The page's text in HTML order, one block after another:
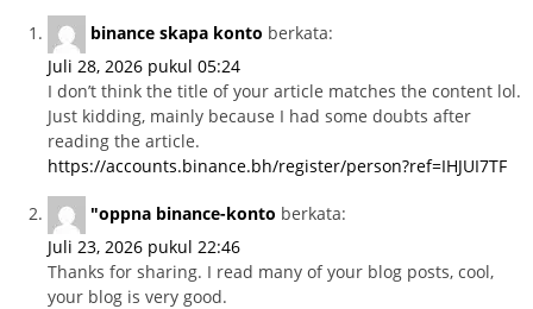
binance skapa konto berkata:
Juli 28, 2026 pukul 05:24
I don’t think the title of your article matches the content lol.
Just kidding, mainly because I had some doubts after
reading the article.
https://accounts.binance.bh/register/person?ref=IHJUI7TF
"oppna binance-konto berkata:
Juli 23, 2026 pukul 22:46
Thanks for sharing. I read many of your blog posts, cool,
your blog is very good.